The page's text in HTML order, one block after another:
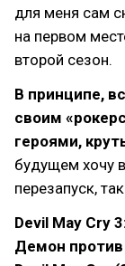
для меня сам
на первом
второй сезон.
В принципе,
своим
героями,
будущем хочу
перезапуск,
Devil May Cry
Демон